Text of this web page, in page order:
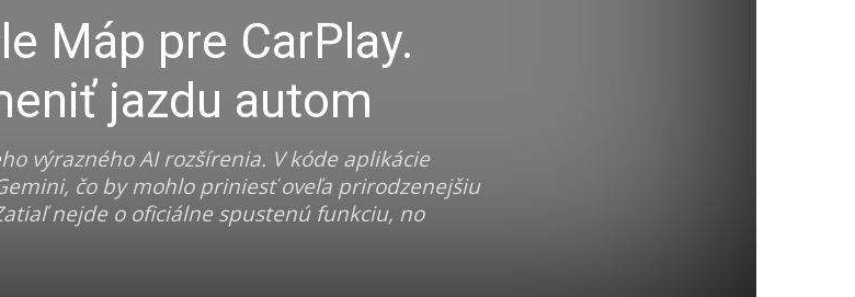
Máp pre CarPlay.
jazdu autom
výrazného AI rozšírenia. V kóde aplikácie
čo by mohlo priniesť oveľa prirodzenejšiu
nejde o oficiálne spustenú funkciu, no